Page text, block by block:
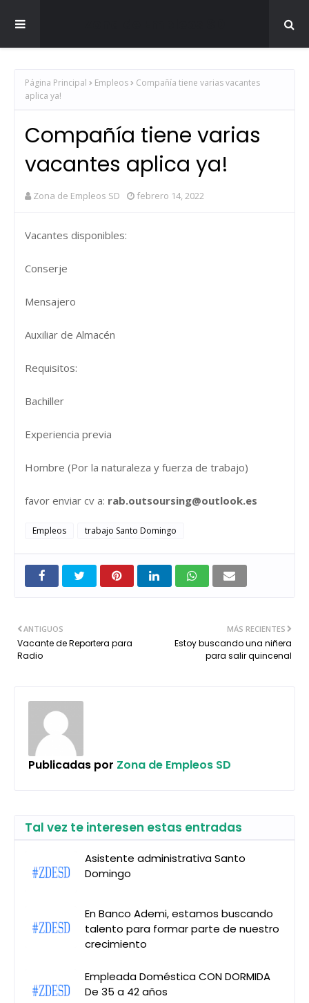
Página Principal Empleos
Compañía tiene varias vacantes
aplica ya!
Compañía tiene varias
vacantes aplica ya!
Zona de Empleos SD febrero 14, 2022
Vacantes disponibles:
Conserje
Mensajero
Auxiliar de Almacén
Requisitos:
Bachiller
Experiencia previa
Hombre (Por la naturaleza y fuerza de trabajo)
favor enviar cv a: rab.outsoursing@outlook.es
Empleos trabajo Santo Domingo
MÁS RECIENTES
Estoy buscando una niñera
para salir quincenal
ANTIGUOS
Vacante de Reportera para
Radio
Publicadas por Zona de Empleos SD
Tal vez te interesen estas entradas
Asistente administrativa Santo
Domingo
En Banco Ademi, estamos buscando
talento para formar parte de nuestro
crecimiento
Empleada Doméstica CON DORMIDA
De 35 a 42 años